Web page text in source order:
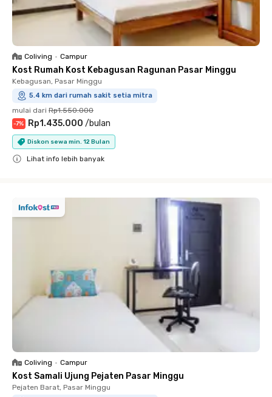
Coliving • Campur
Kost Rumah Kost Kebagusan Ragunan Pasar Minggu
Kebagusan, Pasar Minggu
5.4 km dari rumah sakit setia mitra
mulai dari Rp1.550.000
-7% Rp1.435.000 /bulan
Diskon sewa min. 12 Bulan
Lihat info lebih banyak
Coliving • Campur
Kost Samali Ujung Pejaten Pasar Minggu
Pejaten Barat, Pasar Minggu